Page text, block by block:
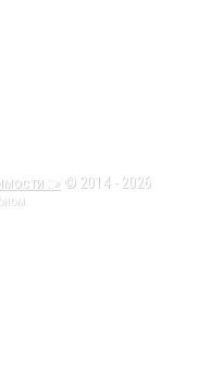
::» © 2014 - 2026